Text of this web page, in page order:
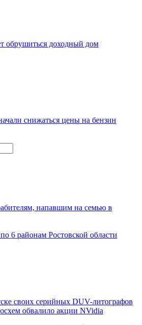
обрушиться доходный дом
снижаться цены на бензин
напавшим на семью в
6 районам Ростовской области
своих серийных DUV-литографов
обвалило акции NVidia